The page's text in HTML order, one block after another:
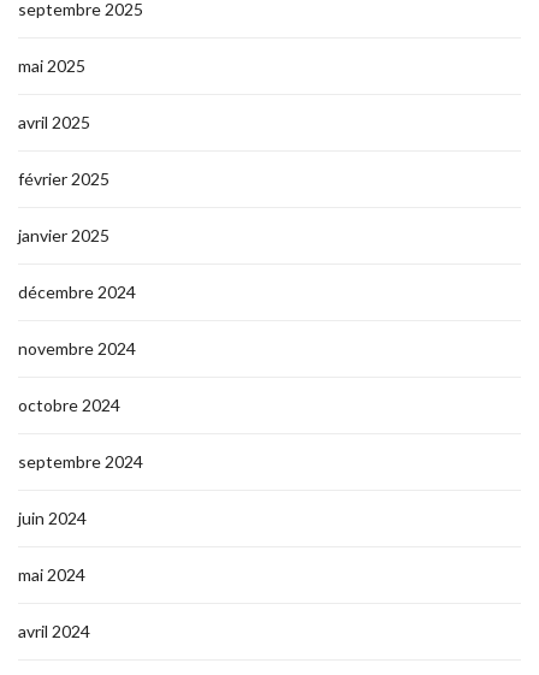
septembre 2025
mai 2025
avril 2025
février 2025
janvier 2025
décembre 2024
novembre 2024
octobre 2024
septembre 2024
juin 2024
mai 2024
avril 2024